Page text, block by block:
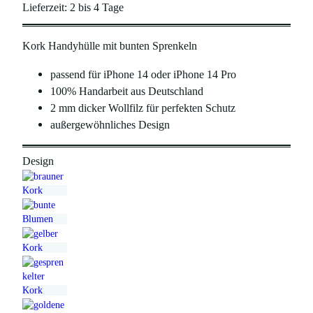
p
r
ü
n
g
l
i
u
P
Lieferzeit: 2 bis 4 Tage
Kork Handyhülle mit bunten Sprenkeln
passend für iPhone 14 oder iPhone 14 Pro
100% Handarbeit aus Deutschland
2 mm dicker Wollfilz für perfekten Schutz
außergewöhnliches Design
Design